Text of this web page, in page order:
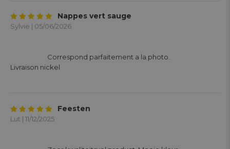
Nappes vert sauge
Sylvie | 05/06/2026
Livraison nickel
Feesten
Lut | 11/12/2025